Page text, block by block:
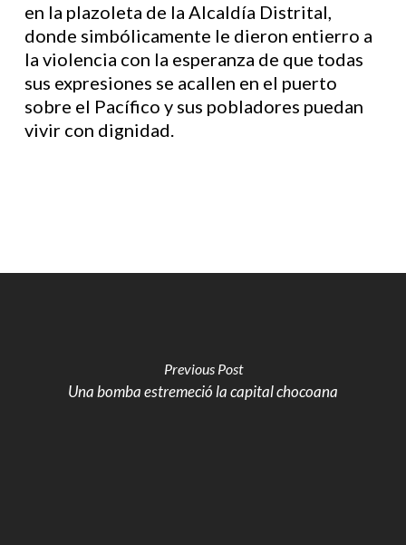
en la plazoleta de la Alcaldía Distrital,
donde simbólicamente le dieron entierro a
la violencia con la esperanza de que todas
sus expresiones se acallen en el puerto
sobre el Pacífico y sus pobladores puedan
vivir con dignidad.
Previous Post
Una bomba estremeció la capital chocoana